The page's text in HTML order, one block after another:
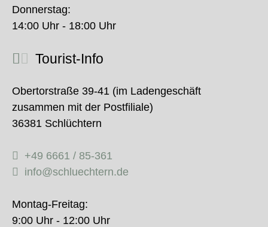
Donnerstag:
14:00 Uhr - 18:00 Uhr
Tourist-Info
Obertorstraße 39-41 (im Ladengeschäft
zusammen mit der Postfiliale)
36381 Schlüchtern
+49 6661 / 85-361
info@schluechtern.de
Montag-Freitag:
9:00 Uhr - 12:00 Uhr